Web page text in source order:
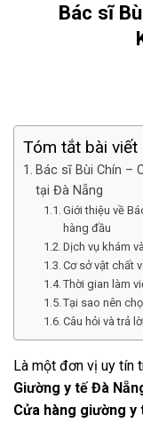
Bác sĩ
Tóm tắt bài viết
Bác sĩ Bùi Chín –
tại Đà Nẵng
Giới thiệu về
hàng đầu
Dịch vụ khám
Cơ sở vật chất
Thời gian làm
Tại sao nên
Câu hỏi và trả
Là một đơn vị uy tín
Giường y tế Đà
Cửa hàng giường y